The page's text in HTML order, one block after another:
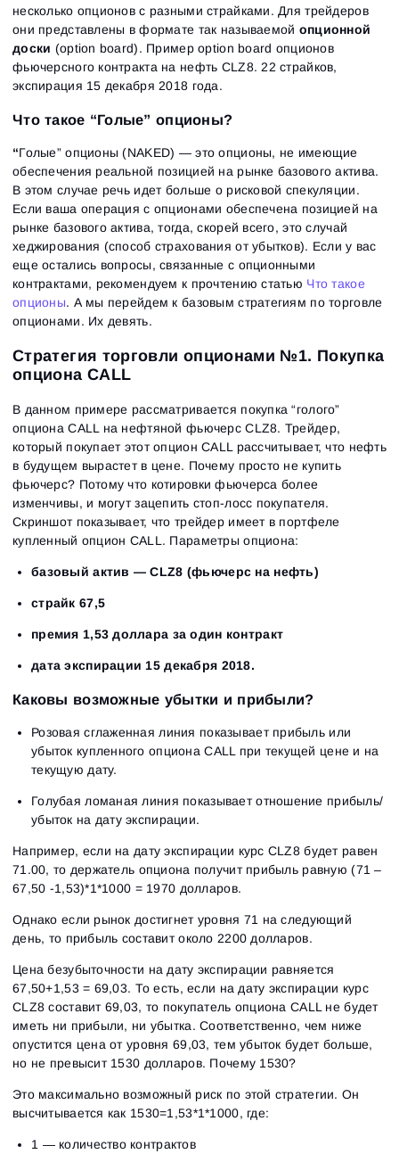
несколько опционов с разными страйками. Для трейдеров
они представлены в формате так называемой опционной
доски (option board). Пример option board опционов
фьючерсного контракта на нефть CLZ8. 22 страйков,
экспирация 15 декабря 2018 года.
Что такое “Голые” опционы?
“Голые” опционы (NAKED) — это опционы, не имеющие
обеспечения реальной позицией на рынке базового актива.
В этом случае речь идет больше о рисковой спекуляции.
Если ваша операция с опционами обеспечена позицией на
рынке базового актива, тогда, скорей всего, это случай
хеджирования (способ страхования от убытков). Если у вас
еще остались вопросы, связанные с опционными
контрактами, рекомендуем к прочтению статью Что такое
опционы. А мы перейдем к базовым стратегиям по торговле
опционами. Их девять.
Стратегия торговли опционами №1. Покупка
опциона CALL
В данном примере рассматривается покупка “голого”
опциона CALL на нефтяной фьючерс CLZ8. Трейдер,
который покупает этот опцион CALL рассчитывает, что нефть
в будущем вырастет в цене. Почему просто не купить
фьючерс? Потому что котировки фьючерса более
изменчивы, и могут зацепить стоп-лосс покупателя.
Скриншот показывает, что трейдер имеет в портфеле
купленный опцион CALL. Параметры опциона:
базовый актив — CLZ8 (фьючерс на нефть)
страйк 67,5
премия 1,53 доллара за один контракт
дата экспирации 15 декабря 2018.
Каковы возможные убытки и прибыли?
Розовая сглаженная линия показывает прибыль или
убыток купленного опциона CALL при текущей цене и на
текущую дату.
Голубая ломаная линия показывает отношение прибыль/
убыток на дату экспирации.
Например, если на дату экспирации курс CLZ8 будет равен
71.00, то держатель опциона получит прибыль равную (71 –
67,50 -1,53)*1*1000 = 1970 долларов.
Однако если рынок достигнет уровня 71 на следующий
день, то прибыль составит около 2200 долларов.
Цена безубыточности на дату экспирации равняется
67,50+1,53 = 69,03. То есть, если на дату экспирации курс
CLZ8 составит 69,03, то покупатель опциона CALL не будет
иметь ни прибыли, ни убытка. Соответственно, чем ниже
опустится цена от уровня 69,03, тем убыток будет больше,
но не превысит 1530 долларов. Почему 1530?
Это максимально возможный риск по этой стратегии. Он
высчитывается как 1530=1,53*1*1000, где:
1 — количество контрактов